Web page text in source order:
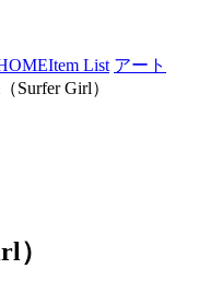
Item List アート
Surfer Girl）
）